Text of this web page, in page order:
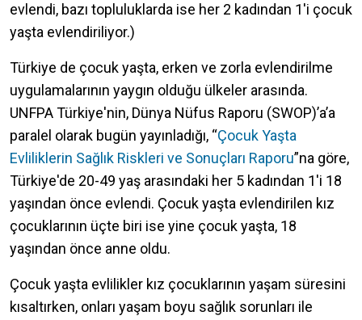
evlendi, bazı topluluklarda ise her 2 kadından 1'i çocuk
yaşta evlendiriliyor.)
Türkiye de çocuk yaşta, erken ve zorla evlendirilme
uygulamalarının yaygın olduğu ülkeler arasında.
UNFPA Türkiye'nin, Dünya Nüfus Raporu (SWOP)’a’a
paralel olarak bugün yayınladığı, “Çocuk Yaşta
Evliliklerin Sağlık Riskleri ve Sonuçları Raporu”na göre,
Türkiye'de 20-49 yaş arasındaki her 5 kadından 1'i 18
yaşından önce evlendi. Çocuk yaşta evlendirilen kız
çocuklarının üçte biri ise yine çocuk yaşta, 18
yaşından önce anne oldu.
Çocuk yaşta evlilikler kız çocuklarının yaşam süresini
kısaltırken, onları yaşam boyu sağlık sorunları ile